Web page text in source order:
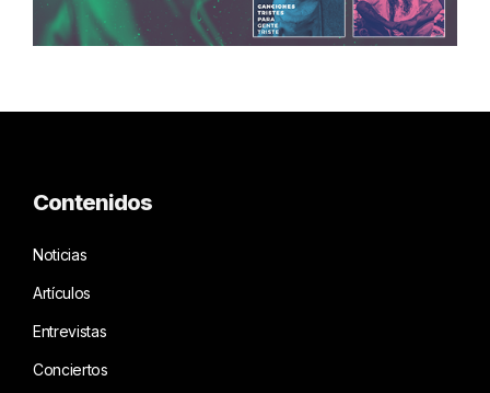
Contenidos
Noticias
Artículos
Entrevistas
Conciertos